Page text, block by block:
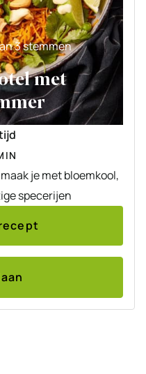
3stemmen
met
je met bloemkool,
specerijen